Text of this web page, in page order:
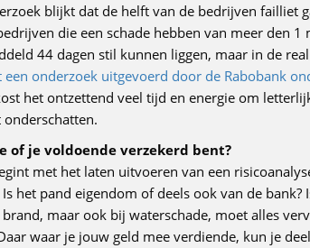
blijkt dat de helft van de bedrijven failliet
die een schade hebben van meer den
44 dagen stil kunnen liggen, maar in de
een onderzoek uitgevoerd door de Rabobank
het ontzettend veel tijd en energie om
of je voldoende verzekerd bent?
met het laten uitvoeren van een
het pand eigendom of deels ook van de
brand, maar ook bij waterschade, moet alles
waar je jouw geld mee verdiende, kun je